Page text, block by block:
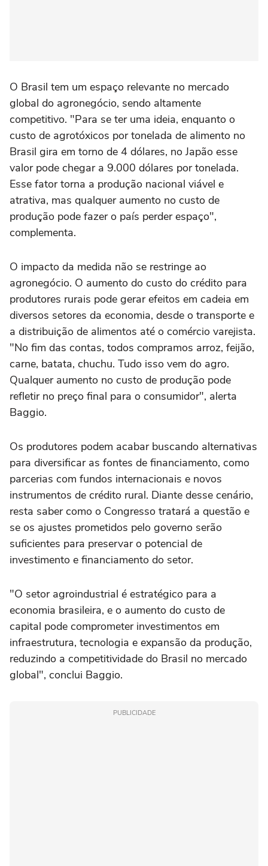
O Brasil tem um espaço relevante no mercado
global do agronegócio, sendo altamente
competitivo. "Para se ter uma ideia, enquanto o
custo de agrotóxicos por tonelada de alimento no
Brasil gira em torno de 4 dólares, no Japão esse
valor pode chegar a 9.000 dólares por tonelada.
Esse fator torna a produção nacional viável e
atrativa, mas qualquer aumento no custo de
produção pode fazer o país perder espaço",
complementa.
O impacto da medida não se restringe ao
agronegócio. O aumento do custo do crédito para
produtores rurais pode gerar efeitos em cadeia em
diversos setores da economia, desde o transporte e
a distribuição de alimentos até o comércio varejista.
"No fim das contas, todos compramos arroz, feijão,
carne, batata, chuchu. Tudo isso vem do agro.
Qualquer aumento no custo de produção pode
refletir no preço final para o consumidor", alerta
Baggio.
Os produtores podem acabar buscando alternativas
para diversificar as fontes de financiamento, como
parcerias com fundos internacionais e novos
instrumentos de crédito rural. Diante desse cenário,
resta saber como o Congresso tratará a questão e
se os ajustes prometidos pelo governo serão
suficientes para preservar o potencial de
investimento e financiamento do setor.
"O setor agroindustrial é estratégico para a
economia brasileira, e o aumento do custo de
capital pode comprometer investimentos em
infraestrutura, tecnologia e expansão da produção,
reduzindo a competitividade do Brasil no mercado
global", conclui Baggio.
PUBLICIDADE